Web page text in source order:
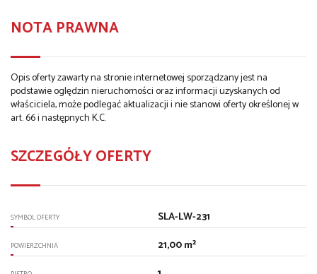
NOTA PRAWNA
Opis oferty zawarty na stronie internetowej sporządzany jest na
podstawie oględzin nieruchomości oraz informacji uzyskanych od
właściciela, może podlegać aktualizacji i nie stanowi oferty określonej w
art. 66 i następnych K.C.
SZCZEGÓŁY OFERTY
SYMBOL OFERTY SLA-LW-231
POWIERZCHNIA 21,00 m²